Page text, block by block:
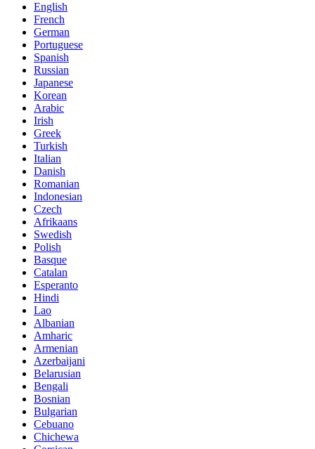
English
French
German
Portuguese
Spanish
Russian
Japanese
Korean
Arabic
Irish
Greek
Turkish
Italian
Danish
Romanian
Indonesian
Czech
Afrikaans
Swedish
Polish
Basque
Catalan
Esperanto
Hindi
Lao
Albanian
Amharic
Armenian
Azerbaijani
Belarusian
Bengali
Bosnian
Bulgarian
Cebuano
Chichewa